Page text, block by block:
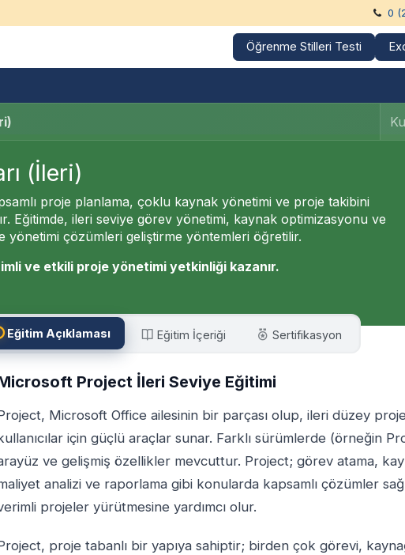
0
Öğrenme Stilleri Testi
(İleri)
proje planlama, çoklu kaynak yönetimi ve proje takibini
Eğitimde, ileri seviye görev yönetimi, kaynak optimizasyonu ve
çözümleri geliştirme yöntemleri öğretilir.
ve etkili proje yönetimi yetkinliği kazanır.
Eğitim Açıklaması Eğitim İçeriği Sertifikasyon
Project İleri Seviye Eğitimi
Microsoft Office ailesinin bir parçası olup, ileri düzey
için güçlü araçlar sunar. Farklı sürümlerde (örneğin
ve gelişmiş özellikler mevcuttur. Project; görev atama,
analizi ve raporlama gibi konularda kapsamlı çözümler
projeler yürütmesine yardımcı olur.
proje tabanlı bir yapıya sahiptir; birden çok görevi,